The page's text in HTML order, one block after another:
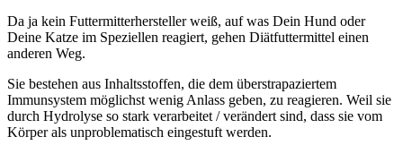
Da ja kein Futtermitterhersteller weiß, auf was Dein Hund oder
Deine Katze im Speziellen reagiert, gehen Diätfuttermittel einen
anderen Weg.
Sie bestehen aus Inhaltsstoffen, die dem überstrapaziertem
Immunsystem möglichst wenig Anlass geben, zu reagieren. Weil sie
durch Hydrolyse so stark verarbeitet / verändert sind, dass sie vom
Körper als unproblematisch eingestuft werden.